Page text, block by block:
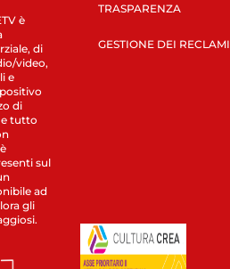
è
di
video,
e
di
tutto
sul
ad
gli
TRASPARENZA
GESTIONE DEI RECLAMI